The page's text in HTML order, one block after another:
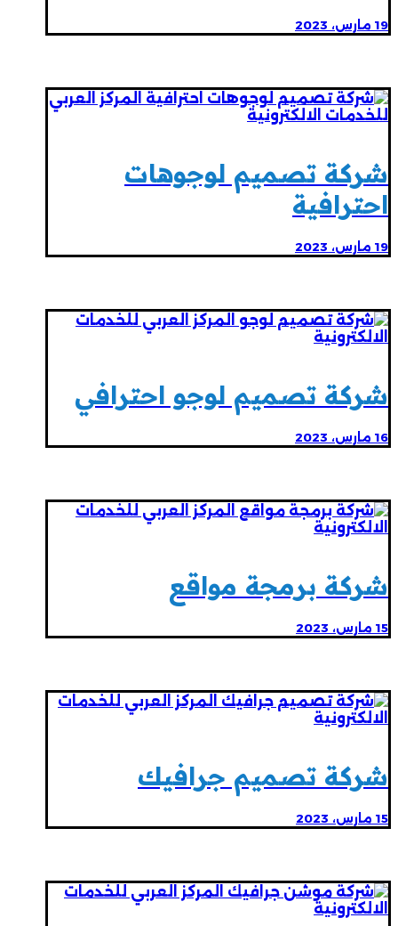
19 مارس، 2023
شركة تصميم لوجوهات
احترافية
19 مارس، 2023
شركة تصميم لوجو احترافي
16 مارس، 2023
شركة برمجة مواقع
15 مارس، 2023
شركة تصميم جرافيك
15 مارس، 2023